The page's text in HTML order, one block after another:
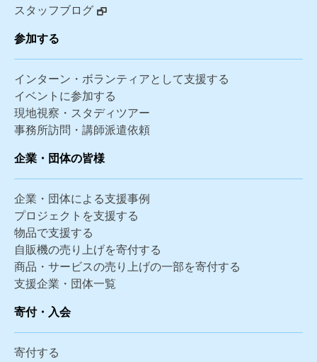
スタッフブログ
参加する
インターン・ボランティアとして支援する
イベントに参加する
現地視察・スタディツアー
事務所訪問・講師派遣依頼
企業・団体の皆様
企業・団体による支援事例
プロジェクトを支援する
物品で支援する
自販機の売り上げを寄付する
商品・サービスの売り上げの一部を寄付する
支援企業・団体一覧
寄付・入会
寄付する